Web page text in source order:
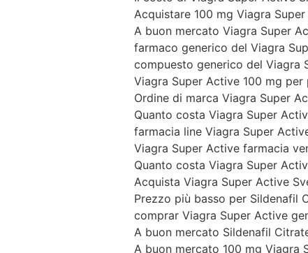
Acquistare 100 mg Viagra
A buon mercato Viagra Super
farmaco generico del Viagra
compuesto generico del Viagra
Viagra Super Active 100 mg per
Ordine di marca Viagra Super
Quanto costa Viagra Super
farmacia line Viagra Super
Viagra Super Active farmacia
Quanto costa Viagra Super
Acquista Viagra Super Active
Prezzo più basso per Sildenafil
comprar Viagra Super Active
A buon mercato Sildenafil
A buon mercato 100 mg Viagra